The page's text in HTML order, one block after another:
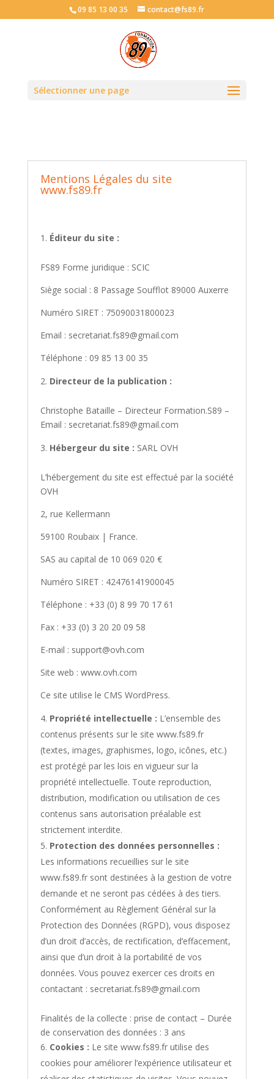
09 85 13 00 35 contact@fs89.fr
Sélectionner une page
Mentions Légales du site
www.fs89.fr
Éditeur du site :
FS89 Forme juridique : SCIC
Siège social : 8 Passage Soufflot 89000 Auxerre
Numéro SIRET : 75090031800023
Email : secretariat.fs89@gmail.com
Téléphone : 09 85 13 00 35
Directeur de la publication :
Christophe Bataille – Directeur Formation.S89 –
Email : secretariat.fs89@gmail.com
Hébergeur du site : SARL OVH
L’hébergement du site est effectué par la société
OVH
2, rue Kellermann
59100 Roubaix | France.
SAS au capital de 10 069 020 €
Numéro SIRET : 42476141900045
Téléphone : +33 (0) 8 99 70 17 61
Fax : +33 (0) 3 20 20 09 58
E-mail : support@ovh.com
Site web : www.ovh.com
Ce site utilise le CMS WordPress.
Propriété intellectuelle : L’ensemble des
contenus présents sur le site www.fs89.fr
(textes, images, graphismes, logo, icônes, etc.)
est protégé par les lois en vigueur sur la
propriété intellectuelle. Toute reproduction,
distribution, modification ou utilisation de ces
contenus sans autorisation préalable est
strictement interdite.
Protection des données personnelles :
Les informations recueillies sur le site
www.fs89.fr sont destinées à la gestion de votre
demande et ne seront pas cédées à des tiers.
Conformément au Règlement Général sur la
Protection des Données (RGPD), vous disposez
d’un droit d’accès, de rectification, d’effacement,
ainsi que d’un droit à la portabilité de vos
données. Vous pouvez exercer ces droits en
contactant : secretariat.fs89@gmail.com
Finalités de la collecte : prise de contact – Durée
de conservation des données : 3 ans
Cookies : Le site www.fs89.fr utilise des
cookies pour améliorer l’expérience utilisateur et